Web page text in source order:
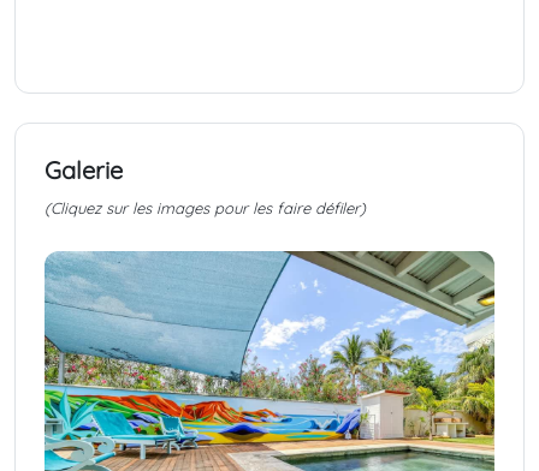
Galerie
(Cliquez sur les images pour les faire défiler)